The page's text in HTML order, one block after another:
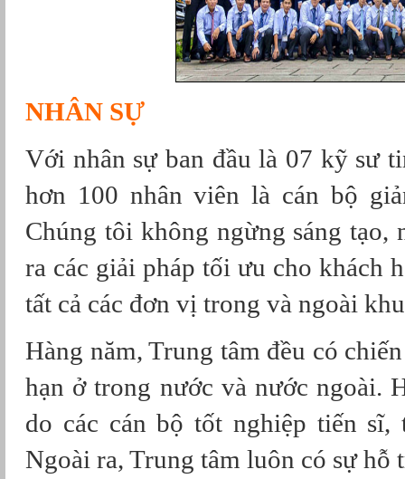
NHÂN SỰ
Với nhân sự ban đầu là 07 kỹ sư
hơn 100 nhân viên là cán bộ
Chúng tôi không ngừng sáng tạo,
ra các giải pháp tối ưu cho khách
tất cả các đơn vị trong và ngoài
Hàng năm, Trung tâm đều có
hạn ở trong nước và nước ngoài.
do các cán bộ tốt nghiệp tiến
Ngoài ra, Trung tâm luôn có sự hỗ